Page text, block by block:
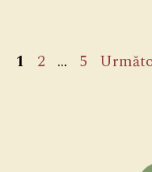
Pagina
1 Pagina
2 … Pagina
5